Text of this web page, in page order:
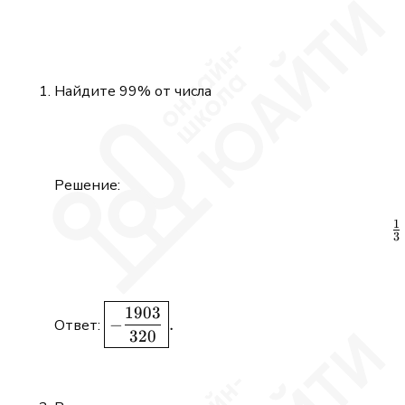
Найдите 99% от числа
Решение:
3
1
Ответ:
\boxed{-
\dfrac{1903}
{320}}.
−
320
1903
.